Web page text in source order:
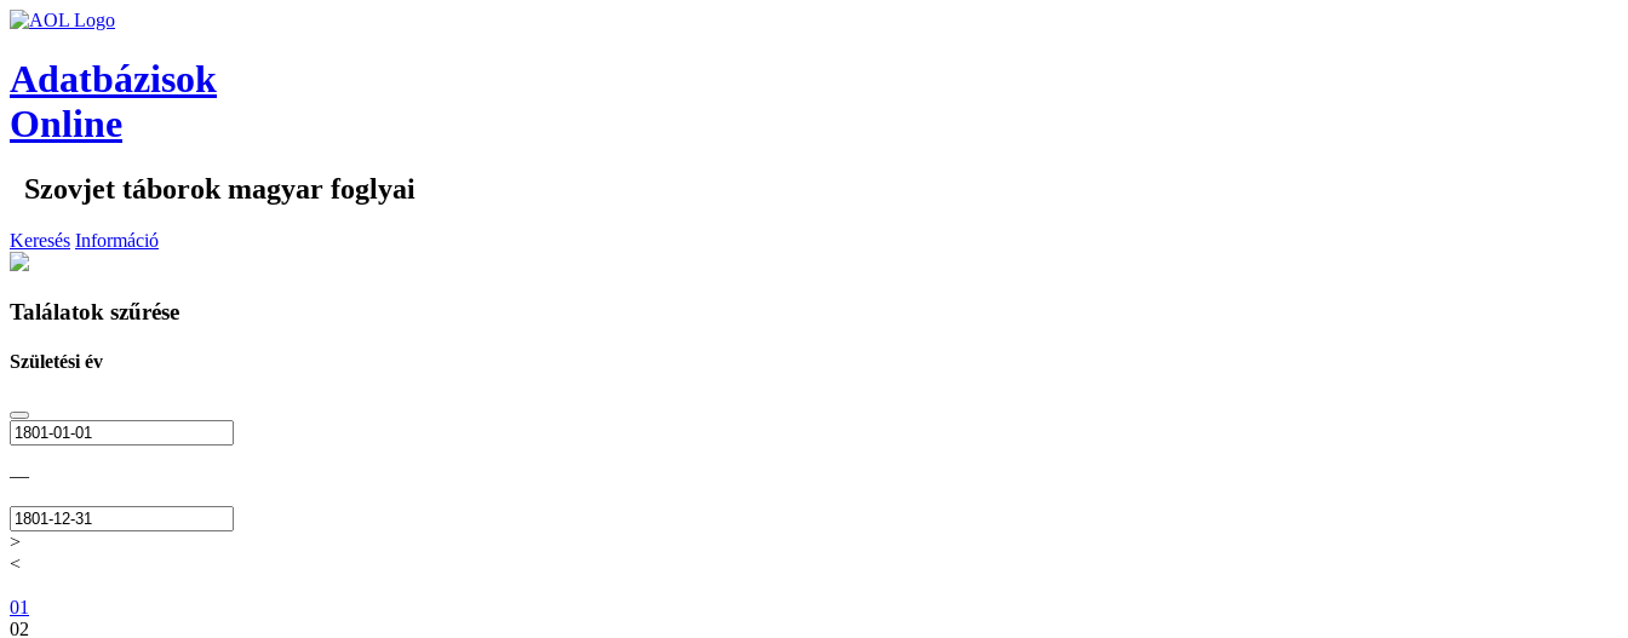
Adatbázisok
Online
Szovjet táborok magyar foglyai
Keresés Információ
Találatok szűrése
Születési év
—
>
<
01
02